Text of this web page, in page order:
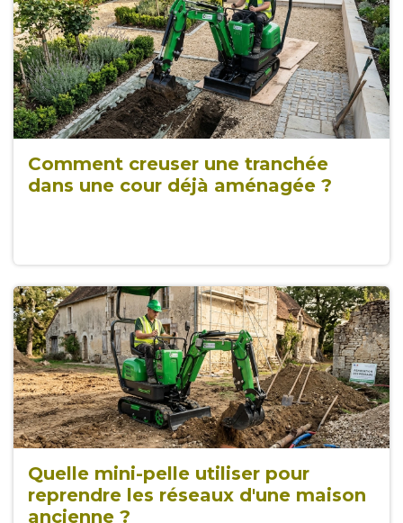
Comment creuser une tranchée
dans une cour déjà aménagée ?
Quelle mini-pelle utiliser pour
reprendre les réseaux d'une maison
ancienne ?